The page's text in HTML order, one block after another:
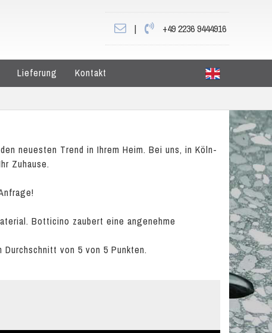
| +49 2236 9444916
Lieferung Kontakt
den neuesten Trend in Ihrem Heim. Bei uns, in Köln-
Zuhause.
Botticino zaubert eine angenehme
Durchschnitt von 5 von 5 Punkten.